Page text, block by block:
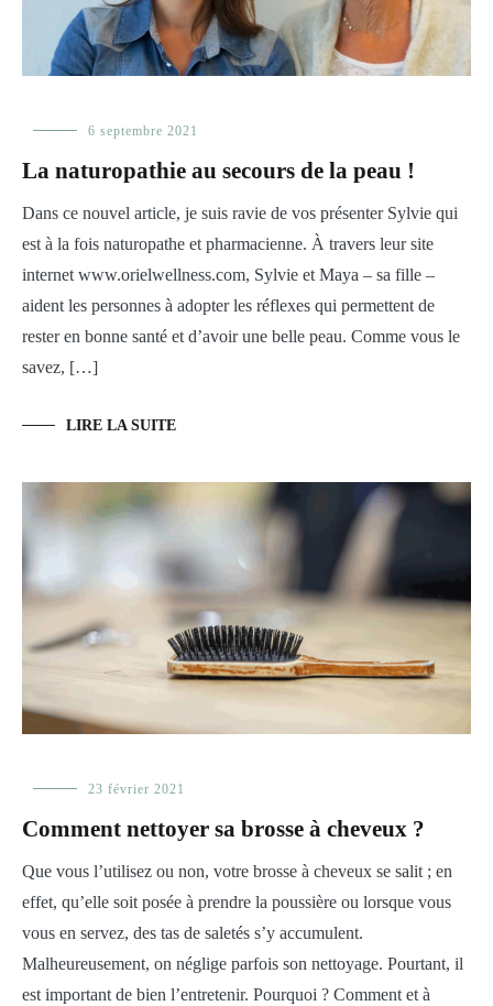
Alimentation ,
soin
sa
peau
6 septembre 2021
La naturopathie au secours de la peau !
Dans ce nouvel article, je suis ravie de vos présenter Sylvie qui
est à la fois naturopathe et pharmacienne. À travers leur site
internet www.orielwellness.com, Sylvie et Maya – sa fille –
aident les personnes à adopter les réflexes qui permettent de
rester en bonne santé et d’avoir une belle peau. Comme vous le
savez, […]
LIRE LA SUITE
Elle
sa
23 février 2021
Comment nettoyer sa brosse à cheveux ?
Que vous l’utilisez ou non, votre brosse à cheveux se salit ; en
effet, qu’elle soit posée à prendre la poussière ou lorsque vous
vous en servez, des tas de saletés s’y accumulent.
Malheureusement, on néglige parfois son nettoyage. Pourtant, il
est important de bien l’entretenir. Pourquoi ? Comment et à